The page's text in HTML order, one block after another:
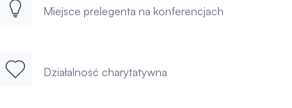
Miejsce prelegenta na konferencjach
Działalność charytatywna